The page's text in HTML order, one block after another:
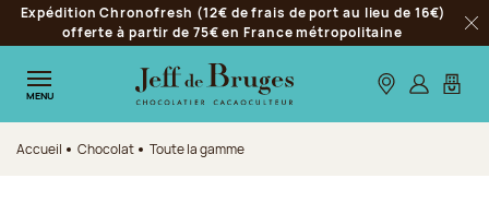
Aller à la navigation
Aller au contenu principal
Aller au pied de page
Expédition Chronofresh (12€ de frais de port au lieu de 16€)
offerte à partir de 75€ en France métropolitaine
MENU Nos boutiques
S’identifier
Mon
Accueil Chocolat Toute la gamme